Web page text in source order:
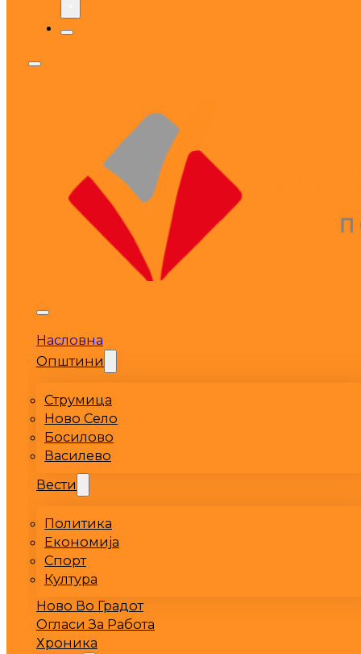
Насловна
Општини
Струмица
Ново Село
Босилово
Василево
Вести
Политика
Економија
Спорт
Култура
Ново Во Градот
Огласи За Работа
Хроника